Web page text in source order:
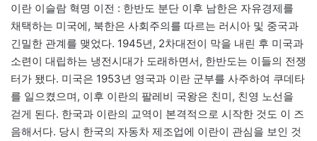
이란 이슬람 혁명 이전 : 한반도 분단 이후 남한은 자유경제를
채택하는 미국에, 북한은 사회주의를 따르는 러시아 및 중국과
긴밀한 관계를 맺었다. 1945년, 2차대전이 막을 내린 후 미국과
소련이 대립하는 냉전시대가 도래하면서, 한반도는 이들의 전쟁
터가 됐다. 미국은 1953년 영국과 이란 군부를 사주하여 쿠데타
를 일으켰으며, 이후 이란의 팔레비 국왕은 친미, 친영 노선을
걷게 된다. 한국과 이란의 교역이 본격적으로 시작한 것도 이 즈
음해서다. 당시 한국의 자동차 제조업에 이란이 관심을 보인 것